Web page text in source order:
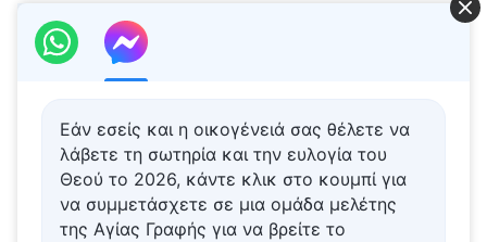
καμιά σχέση με τη διαχείρισή Του και υφίσταται
απλώς χάριν του έργου Του εκείνη την εποχή.
Ωστόσο, είναι αδύνατον ο ενσαρκωμένος Θεός
να μην έχει συγκεκριμένη εμφάνιση, οπότε
επιλέγει την κατάλληλη οικογένεια για να
καθορίσει την εμφάνισή Του. Αν η εμφάνιση του
Θεού είχε αντιπροσωπευτική σημασία, τότε
Εάν εσείς και η οικογένειά σας θέλετε να
λάβετε τη σωτηρία και την ευλογία του
Θεού το 2026, κάντε κλικ στο κουμπί για
να συμμετάσχετε σε μια ομάδα μελέτης
της Αγίας Γραφής για να βρείτε το